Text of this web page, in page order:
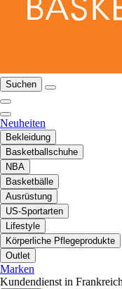
Suchen
Neuheiten
Bekleidung
Basketballschuhe
NBA
Basketbälle
Ausrüstung
US-Sportarten
Lifestyle
Körperliche Pflegeprodukte
Outlet
Marken
Kundendienst in